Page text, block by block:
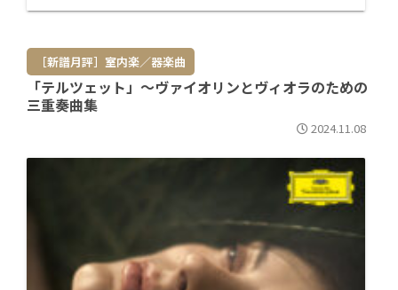
［新譜月評］室内楽／器楽曲
「テルツェット」～ヴァイオリンとヴィオラのための
三重奏曲集
2024.11.08